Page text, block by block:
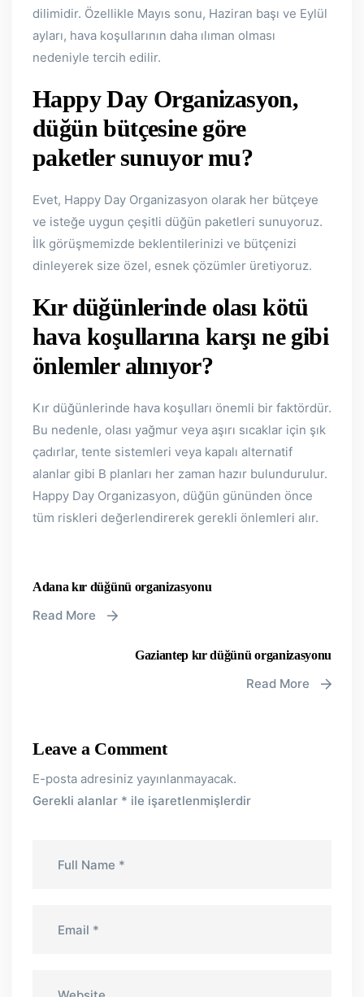
dilimidir. Özellikle Mayıs sonu, Haziran başı ve Eylül
ayları, hava koşullarının daha ılıman olması
nedeniyle tercih edilir.
Happy Day Organizasyon,
düğün bütçesine göre
paketler sunuyor mu?
Evet, Happy Day Organizasyon olarak her bütçeye
ve isteğe uygun çeşitli düğün paketleri sunuyoruz.
İlk görüşmemizde beklentilerinizi ve bütçenizi
dinleyerek size özel, esnek çözümler üretiyoruz.
Kır düğünlerinde olası kötü
hava koşullarına karşı ne gibi
önlemler alınıyor?
Kır düğünlerinde hava koşulları önemli bir faktördür.
Bu nedenle, olası yağmur veya aşırı sıcaklar için şık
çadırlar, tente sistemleri veya kapalı alternatif
alanlar gibi B planları her zaman hazır bulundurulur.
Happy Day Organizasyon, düğün gününden önce
tüm riskleri değerlendirerek gerekli önlemleri alır.
Adana kır düğünü organizasyonu
Read More
Gaziantep kır düğünü organizasyonu
Read More
Leave a Comment
E-posta adresiniz yayınlanmayacak.
Gerekli alanlar * ile işaretlenmişlerdir